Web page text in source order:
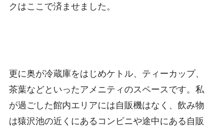
クはここで済ませました。
更に奥が冷蔵庫をはじめケトル、ティーカップ、
茶葉などといったアメニティのスペースです。私
が過ごした館内エリアには自販機はなく、飲み物
は猿沢池の近くにあるコンビニや途中にある自販